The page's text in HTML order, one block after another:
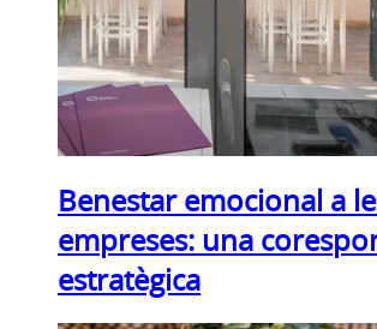
Benestar emocional a
empreses: una
estratègica